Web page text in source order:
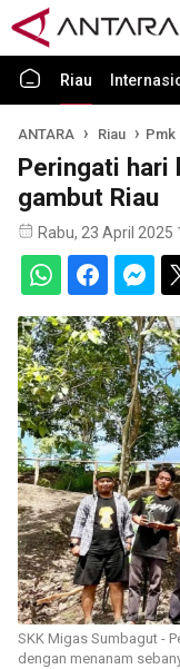
Riau
ANTARA Riau Pmk
Peringati hari
gambut Riau
Rabu, 23 April 2025
SKK Migas Sumbagut -
dengan menanam